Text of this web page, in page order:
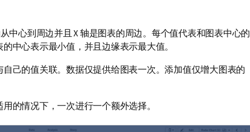
中心到周边并且 X 轴是图表的周边。每个值代表和图表中心的
中心表示最小值，并且边缘表示最大值。
己的值关联。数据仅提供给图表一次。添加值仅增大图表的
的情况下，一次进行一个额外选择。